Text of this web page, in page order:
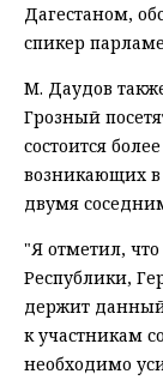
Дагестаном,
спикер
М. Даудов
Грозный
состоится
возникающих в
двумя
"Я отметил,
Республики,
держит данный
к участникам
необходимо